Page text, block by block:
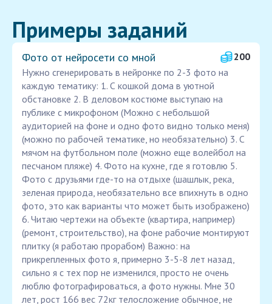
Примеры заданий
Фото от нейросети со мной
200
Нужно сгенерировать в нейронке по 2-3 фото на
каждую тематику: 1. С кошкой дома в уютной
обстановке 2. В деловом костюме выступаю на
публике с микрофоном (Можно с небольшой
аудиторией на фоне и одно фото видно только меня)
(можно по рабочей тематике, но необязательно) 3. С
мячом на футбольном поле (можно еще волейбол на
песчаном пляже) 4. Фото на кухне, где я готовлю 5.
Фото с друзьями где-то на отдыхе (шашлык, река,
зеленая природа, необязательно все впихнуть в одно
фото, это как варианты что может быть изображено)
6. Читаю чертежи на объекте (квартира, например)
(ремонт, строительство), на фоне рабочие монтируют
плитку (я работаю прорабом) Важно: на
прикрепленных фото я, примерно 3-5-8 лет назад,
сильно я с тех пор не изменился, просто не очень
люблю фотографироваться, а фото нужны. Мне 30
лет, рост 166 вес 72кг телосложение обычное, не